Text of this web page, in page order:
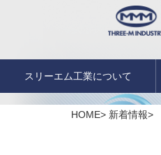
スリーエム工業について
HOME 新着情報